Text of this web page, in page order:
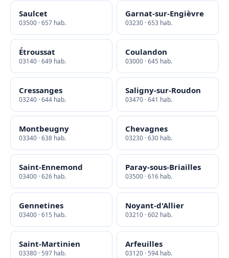
Saulcet
03500 · 657 hab.
Garnat-sur-Engièvre
03230 · 653 hab.
Étroussat
03140 · 649 hab.
Coulandon
03000 · 645 hab.
Cressanges
03240 · 644 hab.
Saligny-sur-Roudon
03470 · 641 hab.
Montbeugny
03340 · 638 hab.
Chevagnes
03230 · 630 hab.
Saint-Ennemond
03400 · 626 hab.
Paray-sous-Briailles
03500 · 616 hab.
Gennetines
03400 · 615 hab.
Noyant-d'Allier
03210 · 602 hab.
Saint-Martinien
03380 · 597 hab.
Arfeuilles
03120 · 594 hab.